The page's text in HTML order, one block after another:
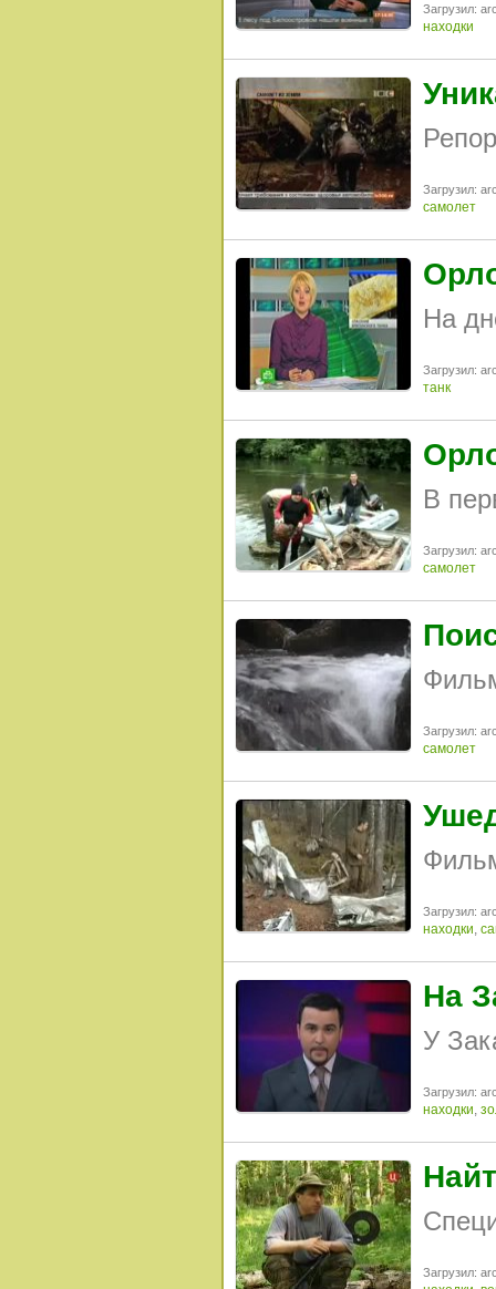
Загрузил:
находки
Загрузил:
самолет
На
Загрузил:
танк
В
Загрузил:
самолет
Загрузил:
самолет
Загрузил:
находки,
На
У
Загрузил:
находки,
Загрузил: